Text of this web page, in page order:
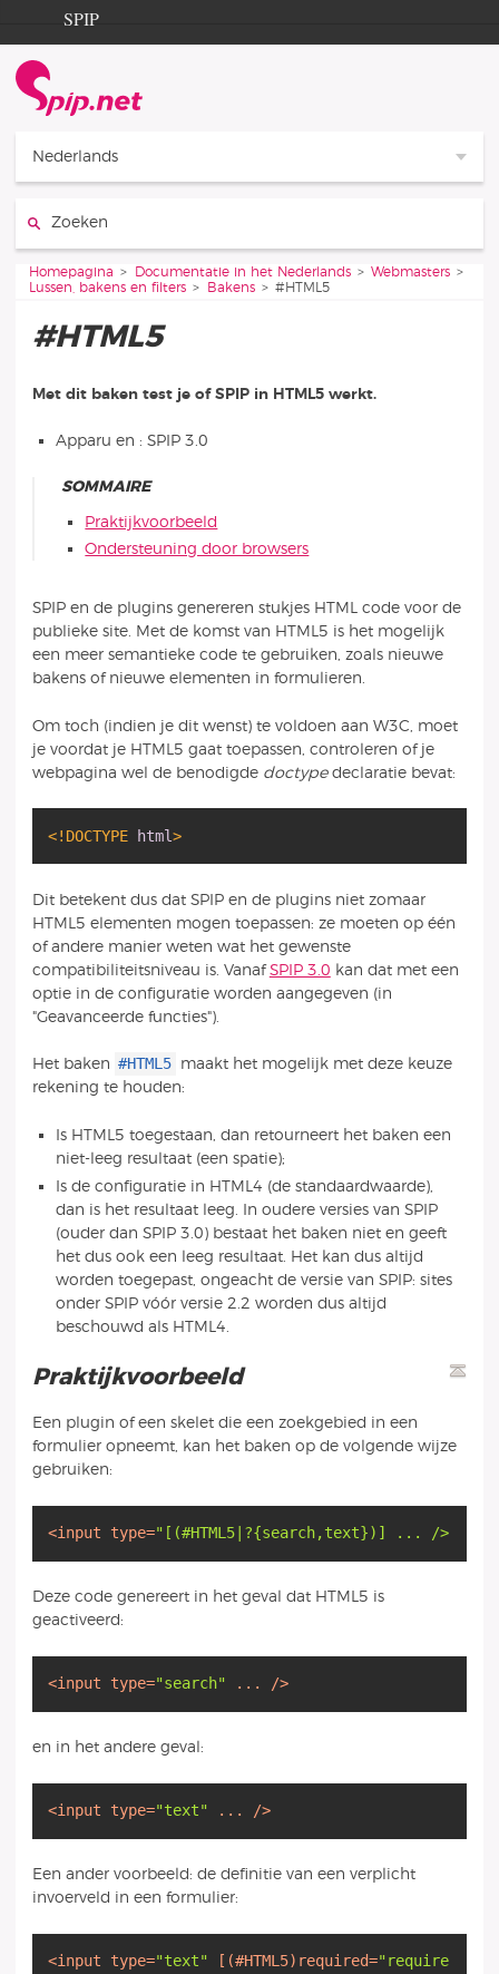
Ga naar de inhoud
Ga naar de navigatie
SPIP
Documentation
Contribution
Nederlands
Je bent hier:
Homepagina Documentatie in het Nederlands
Webmasters
Lussen, bakens en filters
Bakens #HTML5
#HTML5
Met dit baken test je of SPIP in HTML5 werkt.
Apparu en : SPIP 3.0
SOMMAIRE
Praktijkvoorbeeld
Ondersteuning door browsers
SPIP en de plugins genereren stukjes HTML code voor de
publieke site. Met de komst van HTML5 is het mogelijk
een meer semantieke code te gebruiken, zoals nieuwe
bakens of nieuwe elementen in formulieren.
Om toch (indien je dit wenst) te voldoen aan W3C, moet
je voordat je HTML5 gaat toepassen, controleren of je
webpagina wel de benodigde doctypedeclaratie bevat:
<!DOCTYPE html>
Dit betekent dus dat SPIP en de plugins niet zomaar
HTML5 elementen mogen toepassen: ze moeten op één
of andere manier weten wat het gewenste
compatibiliteitsniveau is. VanafSPIP 3.0 kan dat met een
optie in de configuratie worden aangegeven (in
"Geavanceerde functies").
Het baken #HTML5 maakt het mogelijk met deze keuze
rekening te houden:
Is HTML5 toegestaan, dan retourneert het baken een
niet-leeg resultaat (een spatie);
Is de configuratie in HTML4 (de standaardwaarde),
dan is het resultaat leeg. In oudere versies van SPIP
(ouder dan SPIP 3.0) bestaat het baken niet en geeft
het dus ook een leeg resultaat. Het kan dus altijd
worden toegepast, ongeacht de versie van SPIP: sites
onder SPIP vóór versie 2.2 worden dus altijd
beschouwd als HTML4.
Praktijkvoorbeeld
Een plugin of een skelet die een zoekgebied in een
formulier opneemt, kan het baken op de volgende wijze
gebruiken:
<input type=
Deze code genereert in het geval dat HTML5 is
geactiveerd:
<input type="search" ... />
en in het andere geval:
<input type="text" ... />
Een ander voorbeeld: de definitie van een verplicht
invoerveld in een formulier:
<input type="text" [(#HTML5) required="require